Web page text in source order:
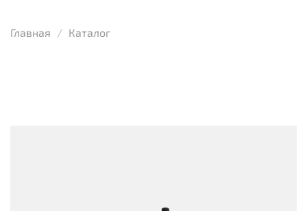
Главная Каталог